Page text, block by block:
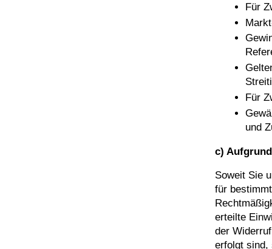
Für
Für
und
c)
Soweit Sie
für
erteilte
der
erfolgt sind,